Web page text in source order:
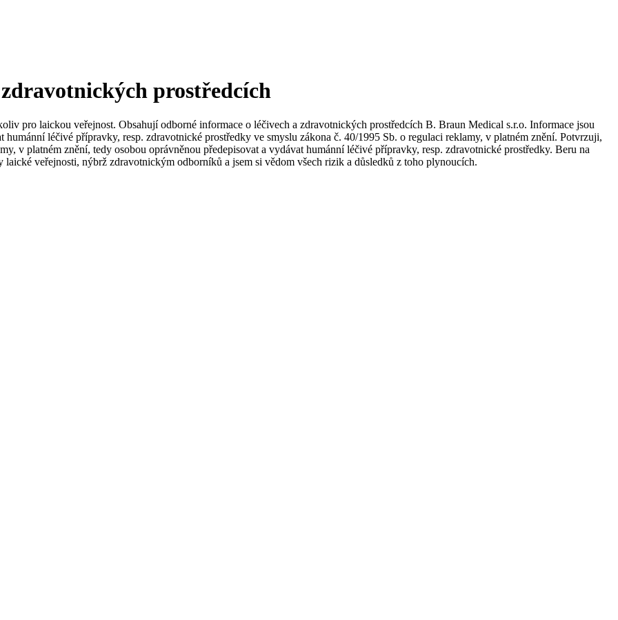
pro zajímavé pozice.​
prostředcích
pro laickou veřejnost. Obsahují odborné informace o léčivech a zdravotnických prostředcích B. Braun Medical s.r.o. Informace jsou
léčivé přípravky, resp. zdravotnické prostředky ve smyslu zákona č. 40/1995 Sb. o regulaci reklamy, v platném znění. Potvrzuji,
v platném znění, tedy osobou oprávněnou předepisovat a vydávat humánní léčivé přípravky, resp. zdravotnické prostředky. Beru na
laické veřejnosti, nýbrž zdravotnickým odborníků a jsem si vědom všech rizik a důsledků z toho plynoucích.